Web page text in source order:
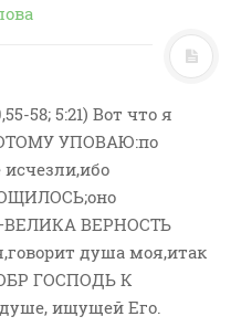
58; 5:21) Вот что я
УПОВАЮ:по
–ВЕЛИКА ВЕРНОСТЬ
душа моя,итак
ГОСПОДЬ К
ищущей Его.